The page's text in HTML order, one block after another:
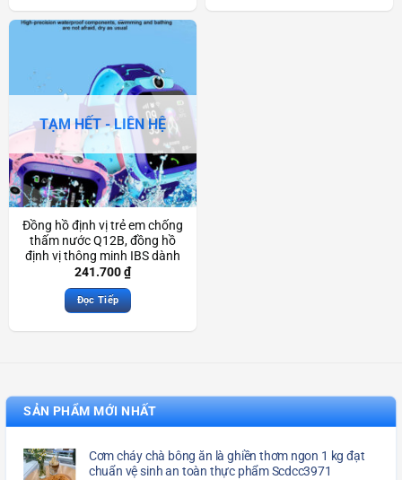
TẠM HẾT - LIÊN HỆ
Đồng hồ định vị trẻ em chống
thấm nước Q12B, đồng hồ
định vị thông minh IBS dành
cho bé Scd3449
241.700₫
Đọc Tiếp
SẢN PHẨM MỚI NHẤT
Cơm cháy chà bông ăn là ghiền thơm ngon 1 kg đạt
chuẩn vệ sinh an toàn thực phẩm Scdcc3971